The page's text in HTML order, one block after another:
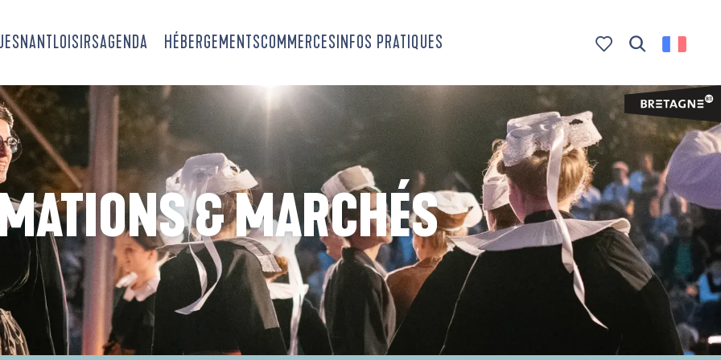
LOISIRSAGENDA HÉBERGEMENTSCOMMERCES INFOS PRATIQUES
& MARCHÉS